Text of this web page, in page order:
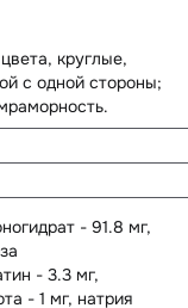
круглые,
с одной стороны;
- 91.8 мг,
- 3.3 мг,
- 1 мг, натрия